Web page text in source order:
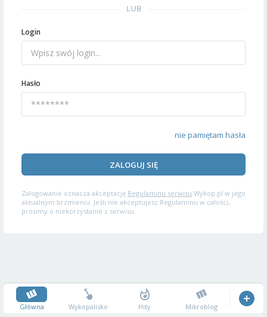
LUB
Login
Hasło
nie pamiętam hasła
ZALOGUJ SIĘ
Zalogowanie oznacza akceptację Regulaminu serwisu Wykop.pl w jego
aktualnym brzmieniu. Jeśli nie akceptujesz Regulaminu w całości,
prosimy o niekorzystanie z serwisu.
Główna Wykopalisko Hity Mikroblog